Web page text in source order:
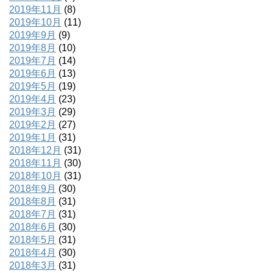
2019年11月 (8)
2019年10月 (11)
2019年9月 (9)
2019年8月 (10)
2019年7月 (14)
2019年6月 (13)
2019年5月 (19)
2019年4月 (23)
2019年3月 (29)
2019年2月 (27)
2019年1月 (31)
2018年12月 (31)
2018年11月 (30)
2018年10月 (31)
2018年9月 (30)
2018年8月 (31)
2018年7月 (31)
2018年6月 (30)
2018年5月 (31)
2018年4月 (30)
2018年3月 (31)